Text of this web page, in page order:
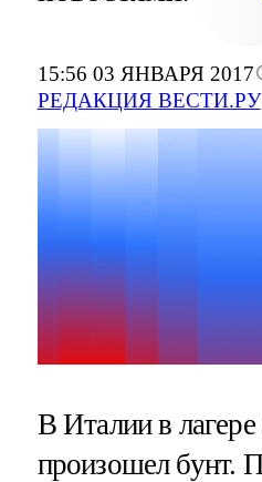
15:56 03 ЯНВАРЯ 2017
РЕДАКЦИЯ ВЕСТИ.РУ
В Италии в
произошел бунт.